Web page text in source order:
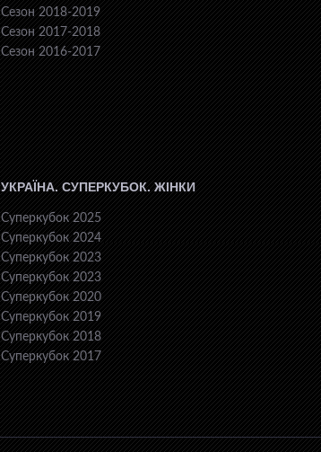
Сезон 2018-2019
Сезон 2017-2018
Сезон 2016-2017
УКРАЇНА. СУПЕРКУБОК. ЖІНКИ
Суперкубок 2025
Суперкубок 2024
Суперкубок 2023
Суперкубок 2023
Суперкубок 2020
Суперкубок 2019
Суперкубок 2018
Суперкубок 2017